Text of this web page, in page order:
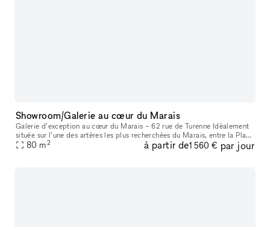
Showroom/Galerie au cœur du Marais
Galerie d’exception au cœur du Marais – 62 rue de Turenne Idéalement
située sur l’une des artères les plus recherchées du Marais, entre la Place
des Vosges et la rue de Bretagne, la galerie bénéficie
80 m2 à partir de1 560 € par jour